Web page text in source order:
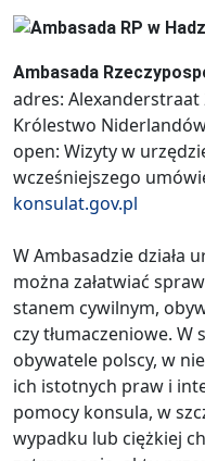
Ambasada
adres: Alexanderstraat
Królestwo
open: Wizyty w
wcześniejszego
konsulat.gov.pl
W Ambasadzie działa
można załatwiać
stanem cywilnym,
czy tłumaczeniowe.
obywatele polscy, w
ich istotnych praw i
pomocy konsula, w
wypadku lub ciężkiej